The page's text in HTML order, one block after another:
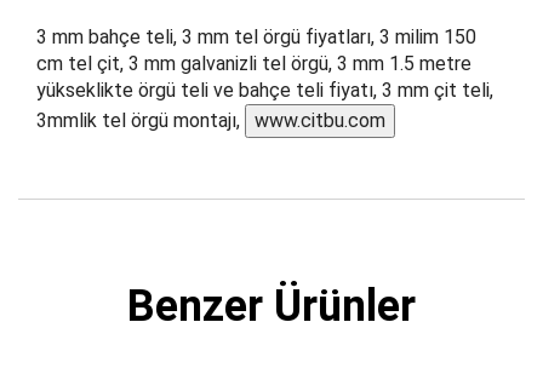
3 mm bahçe teli, 3 mm tel örgü fiyatları, 3 milim 150
cm tel çit, 3 mm galvanizli tel örgü, 3 mm 1.5 metre
yükseklikte örgü teli ve bahçe teli fiyatı, 3 mm çit teli,
3mmlik tel örgü montajı,
www.citbu.com
Benzer Ürünler